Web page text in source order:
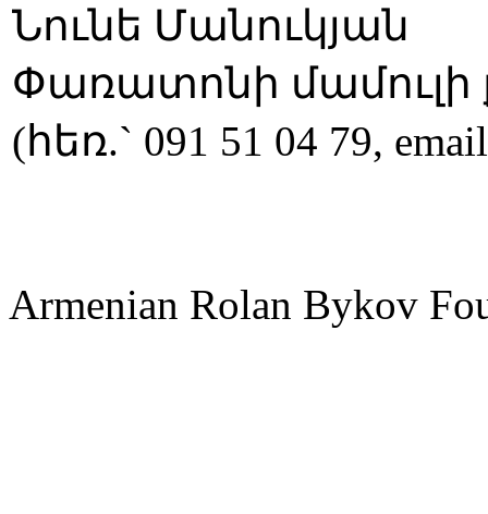
Նունե Մանուկյան
Փառատոնի մամուլի
(հեռ.` 091 51 04 79,
Armenian Rolan Bykov